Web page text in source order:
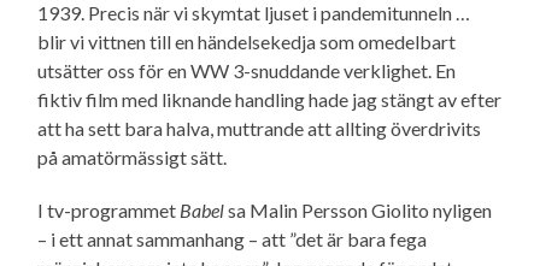
1939. Precis när vi skymtat ljuset i pandemi­tunneln …
blir vi vittnen till en händelsekedja som omedelbart
utsätter oss för en WW 3-snuddande verklighet. En
fiktiv film med liknande handling hade jag stängt av efter
att ha sett bara halva, muttrande att allting överdrivits
på amatörmässigt sätt.
I tv-programmet Babelsa Malin Persson Giolito nyligen
– i ett annat sammanhang – att ”det är bara fega